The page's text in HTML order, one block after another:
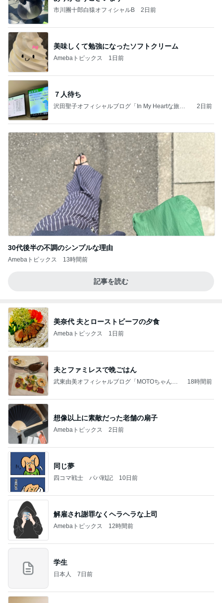
市川團十郎白猿オフィシャルB 2日前
美味しくて勉強になったソフトクリーム
Amebaトピックス 1日前
７人待ち
沢田聖子オフィシャルブログ「In My Heartな旅日
2日前
30代後半の不調のシンプルな理由
Amebaトピックス 13時間前
記事を読む
美奈代 夫とローストビーフの夕食
Amebaトピックス 1日前
夫とファミレスで晩ごはん
武東由美オフィシャルブログ「MOTOちゃんと
18時間前
想像以上に素敵だった老舗の扇子
Amebaトピックス 2日前
同じ夢
四コマ戦士 パパ戦記 10日前
解雇され謝罪なくヘラヘラな上司
Amebaトピックス 12時間前
学生
日本人 7日前